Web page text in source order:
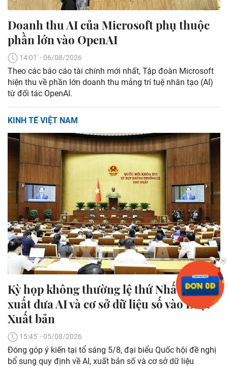
Doanh thu AI của Microsoft phụ thuộc
phần lớn vào OpenAI
14:01' - 06/08/2026
Theo các báo cáo tài chính mới nhất, Tập đoàn Microsoft
hiện thu về phần lớn doanh thu mảng trí tuệ nhân tạo (AI)
từ đối tác OpenAI.
KINH TẾ VIỆT NAM
Kỳ họp không thường lệ thứ Nhất: Đề
xuất đưa AI và cơ sở dữ liệu số vào Luật
Xuất bản
15:45' - 05/08/2026
Đóng góp ý kiến tại tổ sáng 5/8, đại biểu Quốc hội đề nghị
bổ sung quy định về AI, xuất bản số và cơ sở dữ liệu